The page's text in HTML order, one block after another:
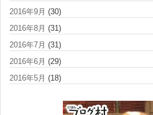
2016年9月 (30)
2016年8月 (31)
2016年7月 (31)
2016年6月 (29)
2016年5月 (18)